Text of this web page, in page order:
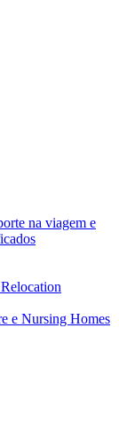
na viagem e
e Nursing Homes